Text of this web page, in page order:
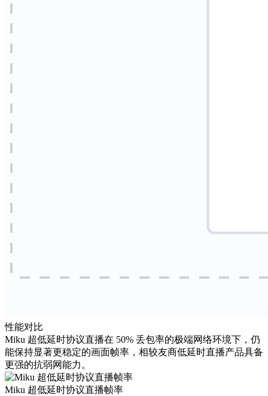
性能对比
Miku 超低延时协议直播在 50% 丢包率的极端网络环境下，仍
能保持显著更稳定的画面帧率，相较友商低延时直播产品具备
更强的抗弱网能力。
Miku 超低延时协议直播帧率